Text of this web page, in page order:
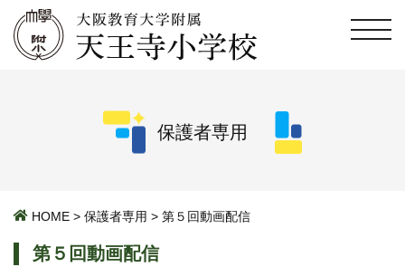
保護者専用
HOME > 保護者専用 > 第５回動画配信
第５回動画配信